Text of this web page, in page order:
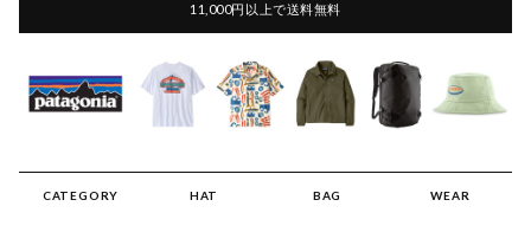
11,000円以上で送料無料
CATEGORY HAT BAG WEAR